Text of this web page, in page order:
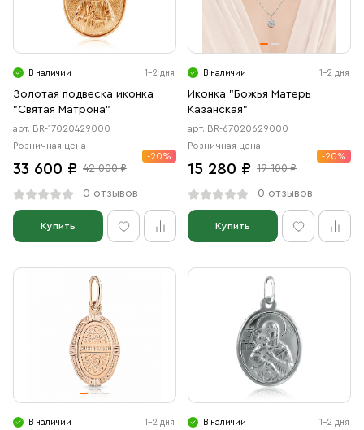
Ювелирные изделия
В наличии 1-2 дня
Золотая подвеска иконка
"Святая Матрона"
арт. BR-17020429000
Розничная цена
33 600 ₽ 42 000 ₽
-20%
0 отзывов
Купить
В наличии 1-2 дня
Иконка "Божья Матерь
Казанская"
арт. BR-67020629000
Розничная цена
15 280 ₽ 19 100 ₽
-20%
0 отзывов
Купить
В наличии 1-2 дня В наличии 1-2 дня